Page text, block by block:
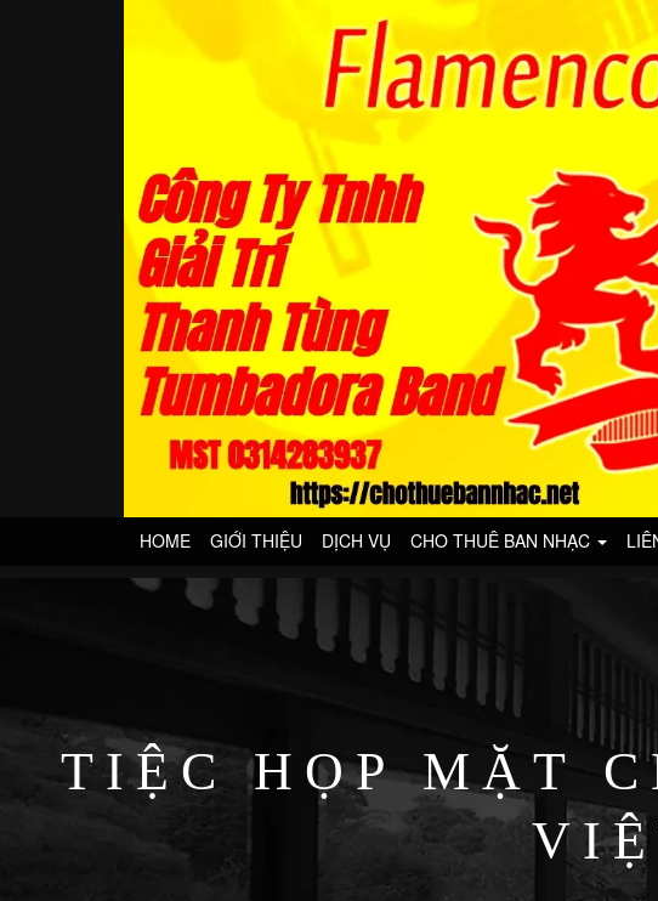
HOME GIỚI THIỆU DỊCH VỤ CHO THUÊ BAN NHẠC
TIỆC HỌP MẶT